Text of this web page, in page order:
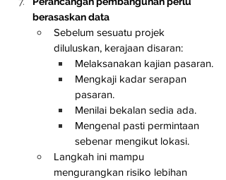
berasaskan data
Sebelum sesuatu projek
diluluskan, kerajaan disaran:
Melaksanakan kajian pasaran.
Mengkaji kadar serapan
pasaran.
Menilai bekalan sedia ada.
Mengenal pasti permintaan
sebenar mengikut lokasi.
Langkah ini mampu
mengurangkan risiko lebihan